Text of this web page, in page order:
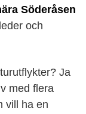
Söderåsen
och
Ja
med flera
vill ha en